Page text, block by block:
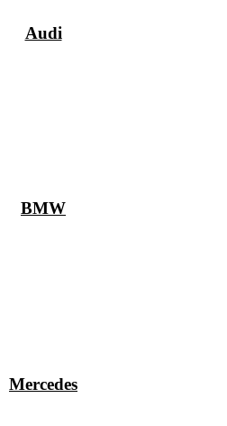
Audi
BMW
Mercedes